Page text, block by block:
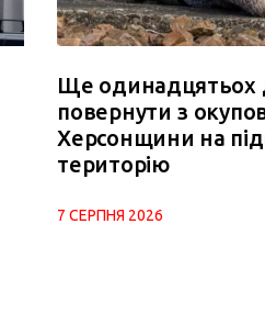
Ще одинадцятьох
повернути з
Херсонщини на
територію
7 СЕРПНЯ 2026